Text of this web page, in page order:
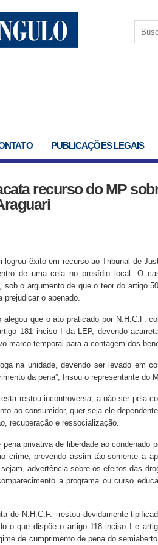
PUBLICAÇÕES LEGAIS
recurso do MP
logrou êxito em recurso ao Tribunal de
de uma cela no presídio local. O
o argumento de que o teor do artigo
prejudicar o apenado.
que o ato praticado por N.H.C.F.
181 inciso I da LEP, devendo
marco temporal para a contagem dos
na unidade, devendo ser levado em
da pena”, frisou o representante do
restou incontroversa, a não ser pela
ao consumidor, quer seja ele
recuperação e ressocialização.
privativa de liberdade ao condenado
crime, prevendo assim tão-somente a
advertência sobre os efeitos das
a programa ou curso
de N.H.C.F. restou devidamente
o que dispõe o artigo 118 inciso I e
de cumprimento de pena do